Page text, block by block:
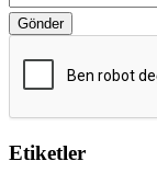
Gönder
Etiketler